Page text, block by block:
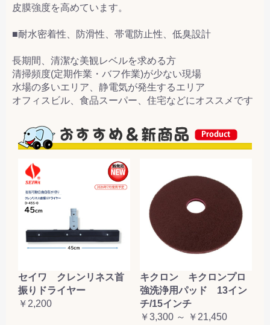
皮膜強度を高めています。
■耐水密着性、防滑性、帯電防止性、低臭設計
長期間、清潔な美観レベルを求める方
清掃頻度(定期作業・バフ作業)が少ない現場
水場の多いエリア、静電気が発生するエリア
オフィスビル、食品スーパー、住宅などにオススメです
セイワ クレンリネス首
振りドライヤー
￥2,200
キクロン キクロンプロ
強洗浄用パッド 13イン
チ/15インチ
￥3,300 ～ ￥21,450